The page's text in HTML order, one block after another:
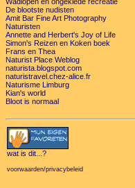
De blootste nudisten
Amit Bar Fine Art Photography
Naturisten
Annette and Herbert's Joy of Life
Simon's Reizen en Koken boek
Frans en Thea
Naturist Place Weblog
naturista.blogspot.com
naturistravel.chez-alice.fr
Naturisme Limburg
Kian's world
Bloot is normaal
wat is dit ...?
voorwaarden/privacybeleid